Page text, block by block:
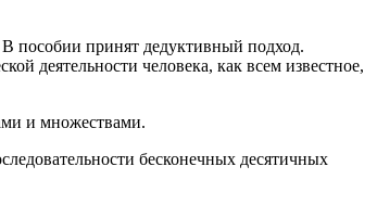
В пособии принят дедуктивный подход.
деятельности человека, как всем известное,
и множествами.
бесконечных десятичных